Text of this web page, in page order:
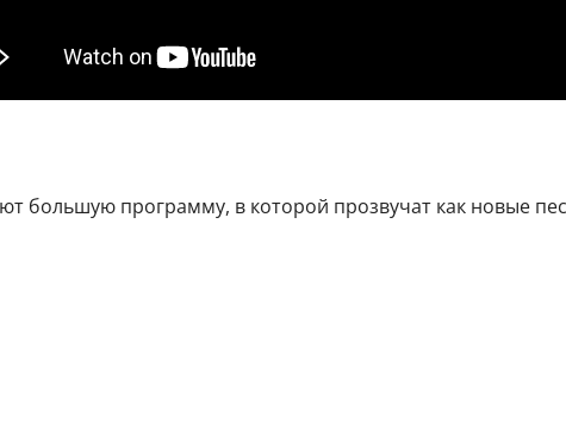
большую программу, в которой прозвучат как новые